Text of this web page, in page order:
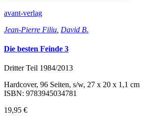
avant-verlag
Jean-Pierre Filiu David B.
Die besten Feinde 3
Dritter Teil 1984/2013
Hardcover, 96 Seiten, s/w, 27 x 20 x 1,1 cm
ISBN: 9783945034781
19,95 €